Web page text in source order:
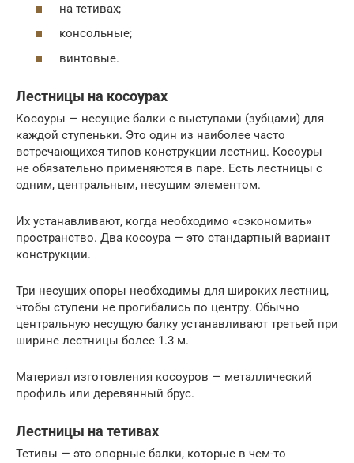
на тетивах;
консольные;
винтовые.
Лестницы на косоурах
Косоуры — несущие балки с выступами (зубцами) для
каждой ступеньки. Это один из наиболее часто
встречающихся типов конструкции лестниц. Косоуры
не обязательно применяются в паре. Есть лестницы с
одним, центральным, несущим элементом.
Их устанавливают, когда необходимо «сэкономить»
пространство. Два косоура — это стандартный вариант
конструкции.
Три несущих опоры необходимы для широких лестниц,
чтобы ступени не прогибались по центру. Обычно
центральную несущую балку устанавливают третьей при
ширине лестницы более 1.3 м.
Материал изготовления косоуров — металлический
профиль или деревянный брус.
Лестницы на тетивах
Тетивы — это опорные балки, которые в чем-то